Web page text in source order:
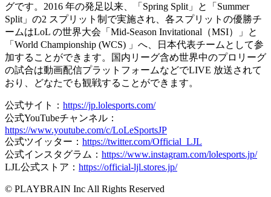
グです。2016 年の発足以来、「Spring Split」と「Summer
Split」の2 スプリット制で実施され、各スプリットの優勝チ
ームはLoL の世界大会「Mid-Season Invitational（MSI）」と
「World Championship (WCS) 」へ、日本代表チームとして参
加することができます。国内リーグ含め世界中のプロリーグ
の試合は動画配信プラットフォームなどでLIVE 放送されて
おり、どなたでも観戦することができます。
公式サイト： https://jp.lolesports.com/
公式YouTubeチャンネル：
https://www.youtube.com/c/LoLeSportsJP
公式ツイッター： https://twitter.com/Official_LJL
公式インスタグラム： https://www.instagram.com/lolesports.jp/
LJL公式ストア： https://official-ljl.stores.jp/
© PLAYBRAIN Inc All Rights Reserved